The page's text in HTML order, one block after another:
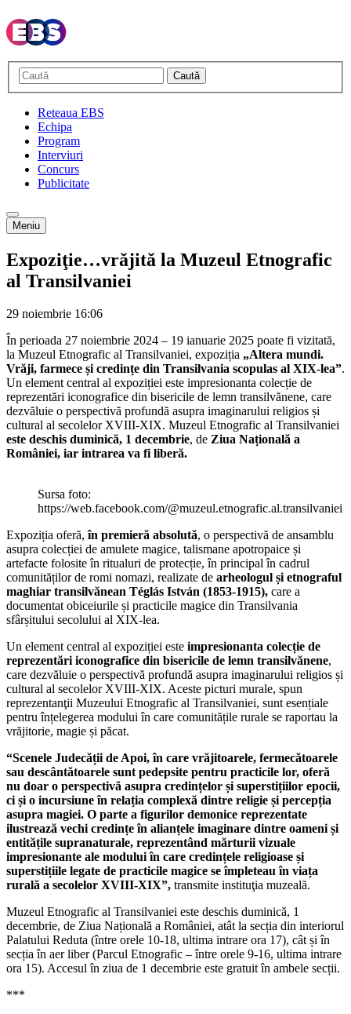
Caută
Reteaua EBS
Echipa
Program
Interviuri
Concurs
Publicitate
Meniu
Expoziţie…vrăjită la Muzeul Etnografic
al Transilvaniei
29 noiembrie 16:06
În perioada 27 noiembrie 2024 – 19 ianuarie 2025 poate fi vizitată,
la Muzeul Etnografic al Transilvaniei, expoziția „Altera mundi.
Vrăji, farmece și credințe din Transilvania scopulas al XIX-lea”.
Un element central al expoziției este impresionanta colecție de
reprezentări iconografice din bisericile de lemn transilvănene, care
dezvăluie o perspectivă profundă asupra imaginarului religios și
cultural al secolelor XVIII-XIX. Muzeul Etnografic al Transilvaniei
este deschis duminică, 1 decembrie, de Ziua Națională a
României, iar intrarea va fi liberă.
Sursa foto:
https://web.facebook.com/@muzeul.etnografic.al.transilvaniei
Expoziția oferă,în premieră absolută, o perspectivă de ansamblu
asupra colecției de amulete magice, talismane apotropaice și
artefacte folosite în ritualuri de protecție, în principal în cadrul
comunităților de romi nomazi, realizate de arheologul și etnograful
maghiar transilvănean Téglás István (1853-1915), care a
documentat obiceiurile și practicile magice din Transilvania
sfârșitului secolului al XIX-lea.
Un element central al expoziției este impresionanta colecție de
reprezentări iconografice din bisericile de lemn transilvănene,
care dezvăluie o perspectivă profundă asupra imaginarului religios și
cultural al secolelor XVIII-XIX. Aceste picturi murale, spun
reprezentanţii Muzeului Etnografic al Transilvaniei, sunt esențiale
pentru înțelegerea modului în care comunitățile rurale se raportau la
vrăjitorie, magie și păcat.
“Scenele Judecății de Apoi, în care vrăjitoarele, fermecătoarele
sau descântătoarele sunt pedepsite pentru practicile lor, oferă
nu doar o perspectivă asupra credințelor și superstițiilor epocii,
ci și o incursiune în relația complexă dintre religie și percepția
asupra magiei. O parte a figurilor demonice reprezentate
ilustrează vechi credințe în alianțele imaginare dintre oameni și
entitățile supranaturale, reprezentând mărturii vizuale
impresionante ale modului în care credințele religioase și
superstițiile legate de practicile magice se împleteau în viața
rurală a secolelor XVIII-XIX”, transmite instituţia muzeală.
Muzeul Etnografic al Transilvaniei este deschis duminică, 1
decembrie, de Ziua Națională a României, atât la secția din interiorul
Palatului Reduta (între orele 10-18, ultima intrare ora 17), cât și în
secția în aer liber (Parcul Etnografic – între orele 9-16, ultima intrare
ora 15). Accesul în ziua de 1 decembrie este gratuit în ambele secții.
***